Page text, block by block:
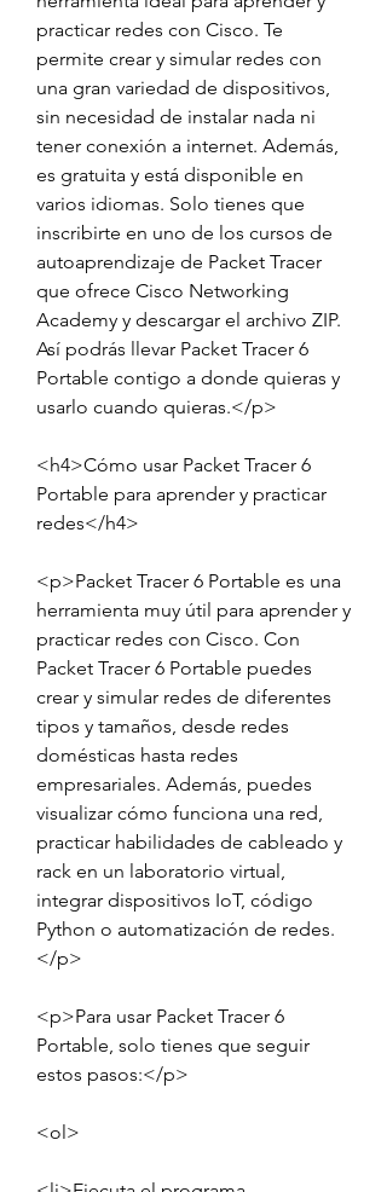
practicar redes con Cisco. Te
permite crear y simular redes con
una gran variedad de dispositivos,
sin necesidad de instalar nada ni
tener conexión a internet. Además,
es gratuita y está disponible en
varios idiomas. Solo tienes que
inscribirte en uno de los cursos de
autoaprendizaje de Packet Tracer
que ofrece Cisco Networking
Academy y descargar el archivo ZIP.
Así podrás llevar Packet Tracer 6
Portable contigo a donde quieras y
usarlo cuando quieras.</p>
<h4>Cómo usar Packet Tracer 6
Portable para aprender y practicar
redes</h4>
<p>Packet Tracer 6 Portable es una
herramienta muy útil para aprender y
practicar redes con Cisco. Con
Packet Tracer 6 Portable puedes
crear y simular redes de diferentes
tipos y tamaños, desde redes
domésticas hasta redes
empresariales. Además, puedes
visualizar cómo funciona una red,
practicar habilidades de cableado y
rack en un laboratorio virtual,
integrar dispositivos IoT, código
Python o automatización de redes.
</p>
<p>Para usar Packet Tracer 6
Portable, solo tienes que seguir
estos pasos:</p>
<ol>